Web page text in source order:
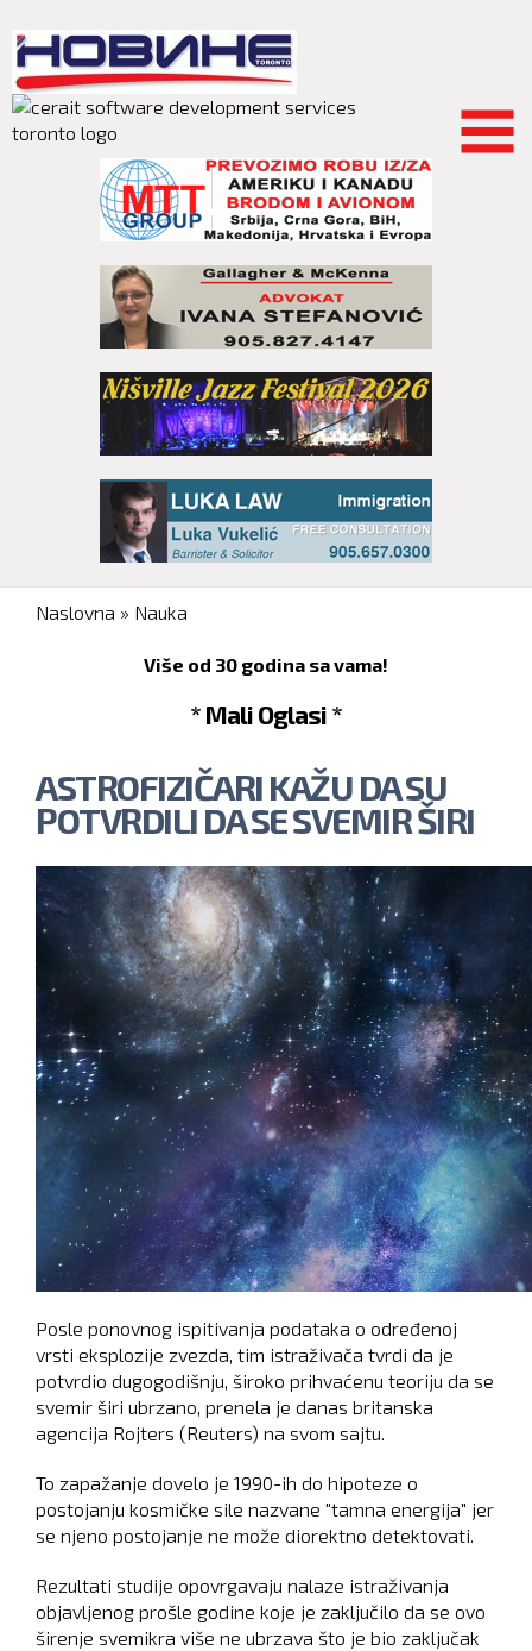
main
content
You are here
Naslovna » Nauka
Više od 30 godina sa vama!
* Mali Oglasi *
ASTROFIZIČARI KAŽU DA SU
POTVRDILI DA SE SVEMIR ŠIRI
Posle ponovnog ispitivanja podataka o određenoj
vrsti eksplozije zvezda, tim istraživača tvrdi da je
potvrdio dugogodišnju, široko prihvaćenu teoriju da se
svemir širi ubrzano, prenela je danas britanska
agencija Rojters (Reuters) na svom sajtu.
To zapažanje dovelo je 1990-ih do hipoteze o
postojanju kosmičke sile nazvane "tamna energija" jer
se njeno postojanje ne može diorektno detektovati.
Rezultati studije opovrgavaju nalaze istraživanja
objavljenog prošle godine koje je zaključilo da se ovo
širenje svemikra više ne ubrzava što je bio zaključak